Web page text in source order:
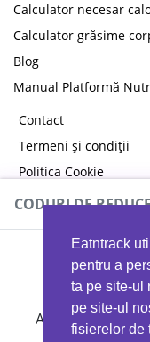
Eatntrack
pentru a
ta pe site-ul
pe site-ul
fisierelor de
Calculator necesar
Calculator grăsime
Blog
Manual Platformă
Contact
Termeni și condiții
Politica Cookie
Politica de
CODURI DE
Ai 40%reducere